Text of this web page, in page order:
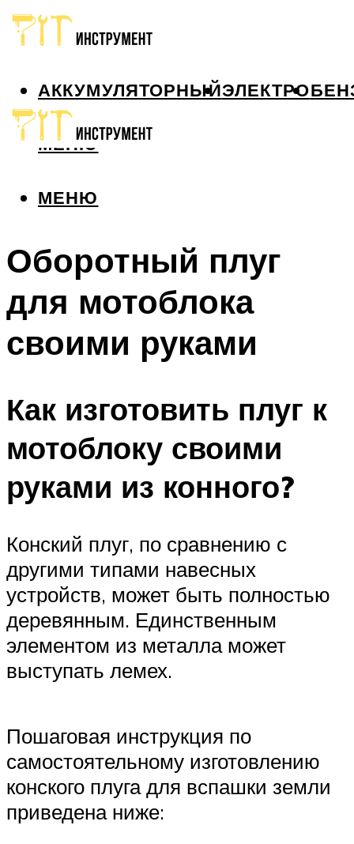
АККУМУЛЯТОРНЫЙЭЛЕКТРО
МЕНЮ
МЕНЮ
Оборотный плуг
для мотоблока
своими руками
Как изготовить плуг к
мотоблоку своими
руками из конного?
Конский плуг, по сравнению с
другими типами навесных
устройств, может быть полностью
деревянным. Единственным
элементом из металла может
выступать лемех.
Пошаговая инструкция по
самостоятельному изготовлению
конского плуга для вспашки земли
приведена ниже: